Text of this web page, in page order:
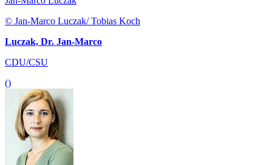
© Jan-Marco Luczak/ Tobias Koch
Luczak, Dr. Jan-Marco
CDU/CSU
()